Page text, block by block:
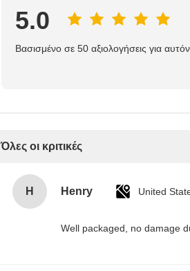
5.0
Βασισμένο σε 50 αξιολογήσεις για
Όλες οι κριτικές
H Henry United
Well packaged, no damage